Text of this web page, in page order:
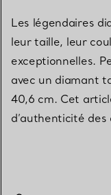
Les légendaires
leur taille, leur
exceptionnelles.
avec un diamant
40,6 cm. Cet
d’authenticité